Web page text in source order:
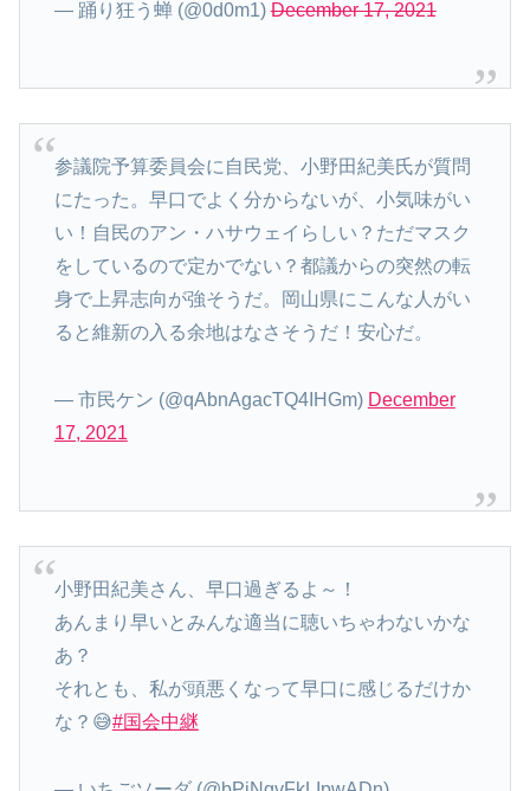
— 踊り狂う蝉 (@0d0m1)December 17, 2021
参議院予算委員会に自民党、小野田紀美氏が質問
にたった。早口でよく分からないが、小気味がい
い！自民のアン・ハサウェイらしい？ただマスク
をしているので定かでない？都議からの突然の転
身で上昇志向が強そうだ。岡山県にこんな人がい
ると維新の入る余地はなさそうだ！安心だ。
— 市民ケン (@qAbnAgacTQ4IHGm) December
17, 2021
小野田紀美さん、早口過ぎるよ～！
あんまり早いとみんな適当に聴いちゃわないかな
あ？
それとも、私が頭悪くなって早口に感じるだけか
な？😅#国会中継